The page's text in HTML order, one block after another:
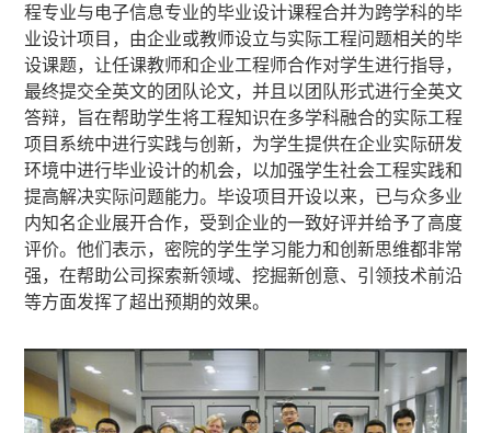
程专业与电子信息专业的毕业设计课程合并为跨学科的毕
业设计项目，由企业或教师设立与实际工程问题相关的毕
设课题，让任课教师和企业工程师合作对学生进行指导，
最终提交全英文的团队论文，并且以团队形式进行全英文
答辩，旨在帮助学生将工程知识在多学科融合的实际工程
项目系统中进行实践与创新，为学生提供在企业实际研发
环境中进行毕业设计的机会，以加强学生社会工程实践和
提高解决实际问题能力。毕设项目开设以来，已与众多业
内知名企业展开合作，受到企业的一致好评并给予了高度
评价。他们表示，密院的学生学习能力和创新思维都非常
强，在帮助公司探索新领域、挖掘新创意、引领技术前沿
等方面发挥了超出预期的效果。